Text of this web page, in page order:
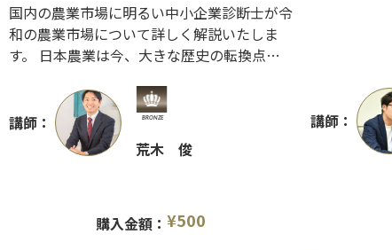
国内の農業市場に明るい中小企業診断士が令
和の農業市場について詳しく解説いたしま
す。 日本農業は今、大きな歴史の転換点を
ィールドが広がってきています。 もしかす
ると、中小企業診断士にとって最後のフロン
ティア市場になる可能性を秘めています。
日本農業の流れと提案内容を学び、農業市場
講師：
荒木 俊
購入金額： ¥500
講師：